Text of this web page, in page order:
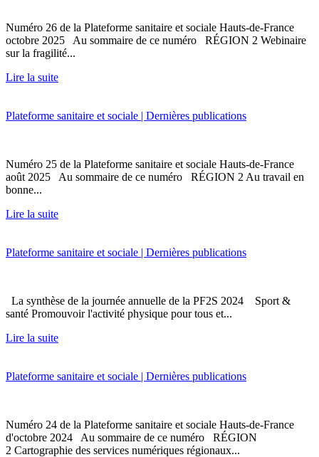
Numéro 26 de la Plateforme sanitaire et sociale Hauts-de-France
octobre 2025 Au sommaire de ce numéro RÉGION 2 Webinaire
sur la fragilité...
Lire la suite
Plateforme sanitaire et sociale | Dernières publications
Numéro 25 de la Plateforme sanitaire et sociale Hauts-de-France
août 2025 Au sommaire de ce numéro RÉGION 2 Au travail en
bonne...
Lire la suite
Plateforme sanitaire et sociale | Dernières publications
La synthèse de la journée annuelle de la PF2S 2024 Sport &
santé Promouvoir l'activité physique pour tous et...
Lire la suite
Plateforme sanitaire et sociale | Dernières publications
Numéro 24 de la Plateforme sanitaire et sociale Hauts-de-France
d'octobre 2024 Au sommaire de ce numéro RÉGION
2 Cartographie des services numériques régionaux...